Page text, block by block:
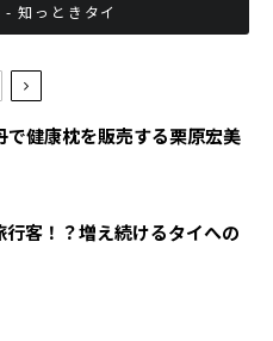
知っときタイ
で健康枕を販売する栗原宏美
行客！？増え続けるタイへの